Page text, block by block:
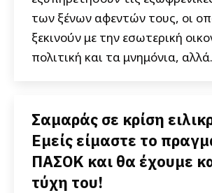
των ξένων αφεντών τους, οι
ξεκινούν με την εσωτερική
πολιτική και τα μνημόνια,
Σαμαράς σε κρίση
Εμείς είμαστε το
ΠΑΣΟΚ και θα έχουμε
τύχη του!